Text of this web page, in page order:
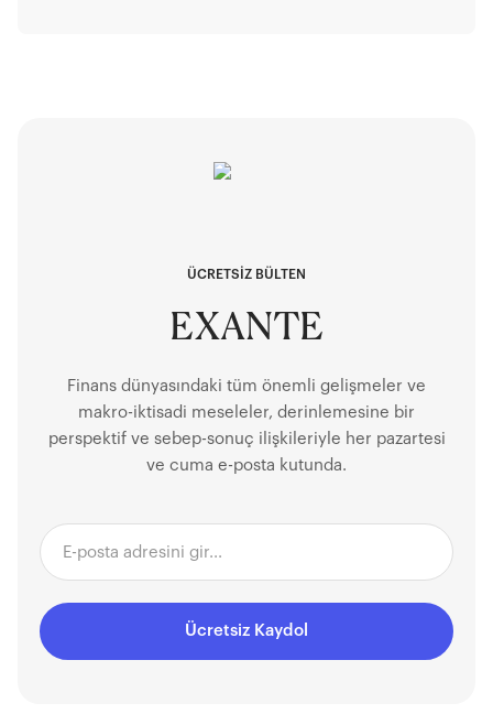
ÜCRETSİZ BÜLTEN
EXANTE
Finans dünyasındaki tüm önemli gelişmeler ve
makro-iktisadi meseleler, derinlemesine bir
perspektif ve sebep-sonuç ilişkileriyle her pazartesi
ve cuma e-posta kutunda.
Ücretsiz Kaydol